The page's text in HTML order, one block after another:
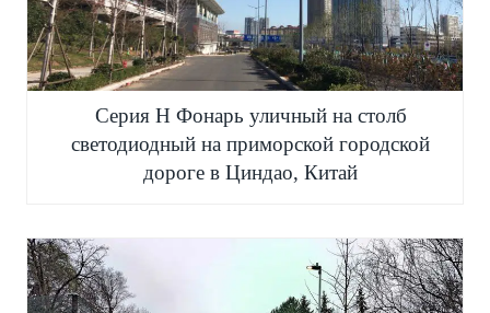
Серия H Фонарь уличный на столб
светодиодный на приморской городской
дороге в Циндао, Китай